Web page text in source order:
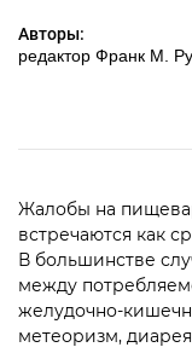
Авторы:
редактор Франк М.
Жалобы на
встречаются как
В большинстве
между
желудочно-
метеоризм,